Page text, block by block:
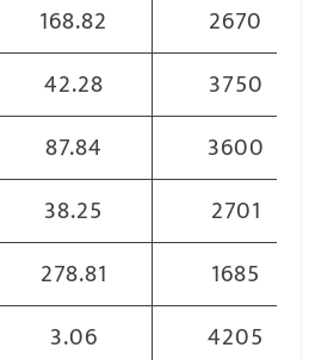
168.82
2670
42.28
3750
87.84
3600
38.25
2701
278.81
1685
3.06
4205